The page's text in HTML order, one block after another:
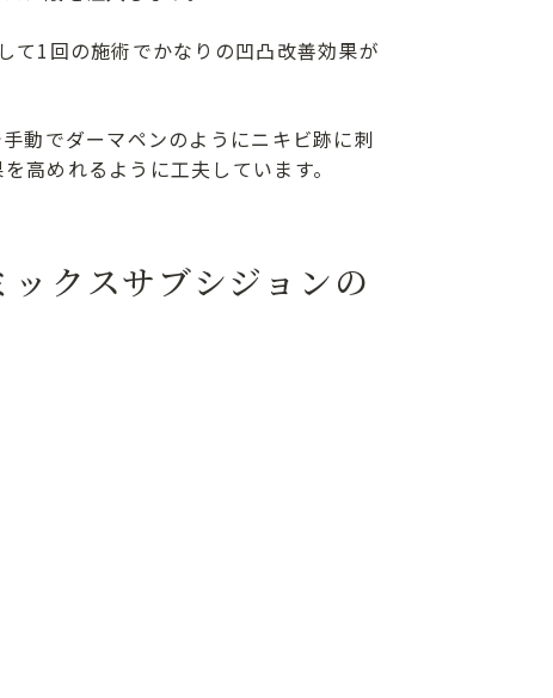
て1回の施術でかなりの凹凸改善効果が
動でダーマペンのようにニキビ跡に刺
高めれるように工夫しています。
クスサブシジョンの